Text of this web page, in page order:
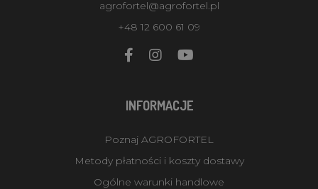
agrofortel@agrofortel.pl
+48 12 600 61 09
INFORMACJE
Poznaj AGROFORTEL
Metody płatności i koszty dostawy
Ogólne warunki handlowe